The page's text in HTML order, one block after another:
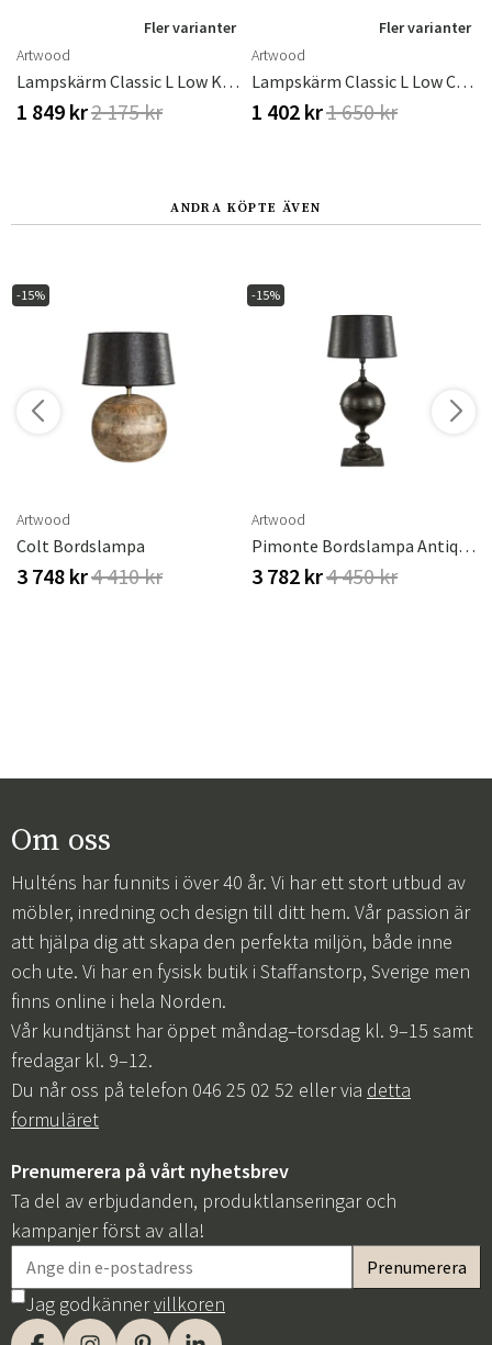
Fler varianter
Artwood
Lampskärm Classic L Low Kilnsey
1 849 kr2 175 kr
Fler varianter
Artwood
Lampskärm Classic L Low Colonella Linen
1 402 kr1 650 kr
ANDRA KÖPTE ÄVEN
-15%
Artwood
Colt Bordslampa
3 748 kr4 410 kr
-15%
Artwood
Pimonte Bordslampa Antique Bronze
3 782 kr4 450 kr
Om oss
Hulténs har funnits i över 40 år. Vi har ett stort utbud av
möbler, inredning och design till ditt hem. Vår passion är
att hjälpa dig att skapa den perfekta miljön, både inne
och ute. Vi har en fysisk butik i Staffanstorp, Sverige men
finns online i hela Norden.
Vår kundtjänst har öppet måndag–torsdag kl. 9–15 samt
fredagar kl. 9–12.
Du når oss på telefon 046 25 02 52 eller via detta
formuläret
Prenumerera på vårt nyhetsbrev
Ta del av erbjudanden, produktlanseringar och
kampanjer först av alla!
Jag godkännervillkoren